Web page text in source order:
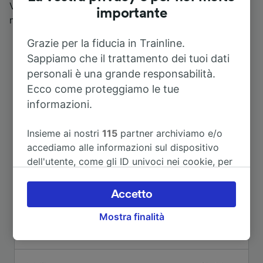
Vengore, il Parco d’Arte Quarelli che ospita spesso
mostre d’arte e il Ponte sul Bormida.
Itinerari più popolari da Ponti
importante
Grazie per la fiducia in Trainline.
Sappiamo che il trattamento dei tuoi dati
personali è una grande responsabilità.
Ecco come proteggiamo le tue
informazioni.
Insieme ai nostri115 partner archiviamo e/o
accediamo alle informazioni sul dispositivo
dell'utente, come gli ID univoci nei cookie, per
accettare o gestire le proprie scelte facendo
clic di seguito, tra cui il proprio diritto di
opporsi sulla base di un interesse legittimo o
dell'informativa sulla privacy. Queste scelte
verranno segnalate ai nostri partner e non
Mostra finalità
Accetto